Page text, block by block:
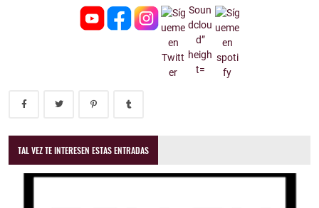
TAL VEZ TE INTERESEN ESTAS ENTRADAS